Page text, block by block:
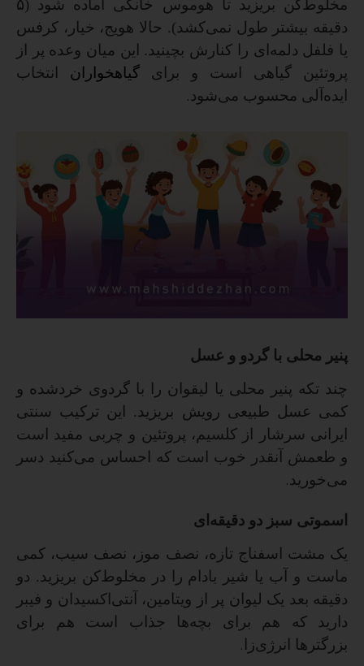
مخلوط‌کن بریزید تا هوموس خانگی آماده شود (۵
دقیقه بیشتر طول نمی‌کشد). حالا هویج، خیار، کرفس
یا فلفل دلمه‌ای را کنارش بچینید. این میان وعده پر از
پروتئین گیاهی است و برای گیاهخواران انتخاب
ایده‌آلی محسوب می‌شود .
پنیر محلی با گردو و عسل
چند تکه پنیر محلی یا لیقوان را با گردوی خردشده و
کمی عسل طبیعی رویش بریزید. این ترکیب سنتی
ایرانی سرشار از کلسیم، پروتئین و چربی مفید است
و طعمش آنقدر خوب است که احساس می‌کنید دسر
می‌خورید .
اسموتی سبز دو دقیقه‌ای
یک مشت اسفناج تازه، نصف موز، نصف سیب، کمی
ماست و آب یا شیر بادام را در مخلوط‌کن بریزید. دو
دقیقه بعد یک لیوان پر از ویتامین، آنتی‌اکسیدان و فیبر
دارید که هم برای بچه‌ها جذاب است هم برای
بزرگترها انرژی‌زا
.